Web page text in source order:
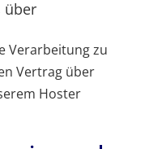
über
Verarbeitung zu
Vertrag über
Hoster